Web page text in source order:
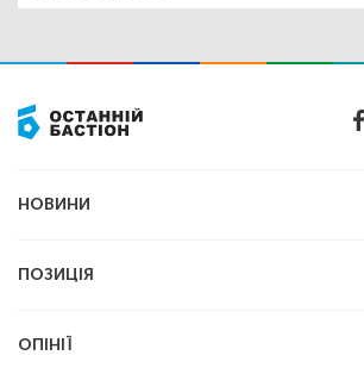
НОВИНИ
Економіка
ПОЗИЦІЯ
ОПІНІЇ